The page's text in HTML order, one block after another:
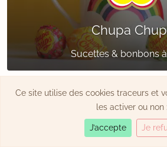
Chupa
Sucettes & bonbons
Ce site utilise des cookies traceurs et
les activer ou non :
J’accepte Je